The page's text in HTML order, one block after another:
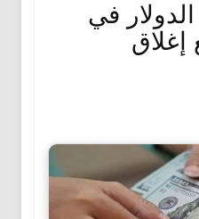
في
إغلاق